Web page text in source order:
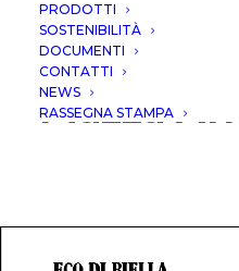
PRODOTTI
SOSTENIBILITÀ
DOCUMENTI
CONTATTI
NEWS
RASSEGNA STAMPA
Il
Mps
Piazza